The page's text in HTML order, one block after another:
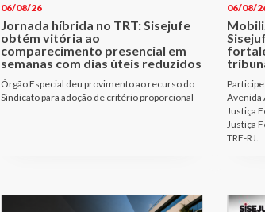
06/08/26
Jornada híbrida no TRT: Sisejufe
obtém vitória ao
comparecimento presencial em
semanas com dias úteis reduzidos
Órgão Especial deu provimento ao recurso do
Sindicato para adoção de critério proporcional
06/08/
Participe
Avenida
Justiça
Justiça
TRE-RJ.